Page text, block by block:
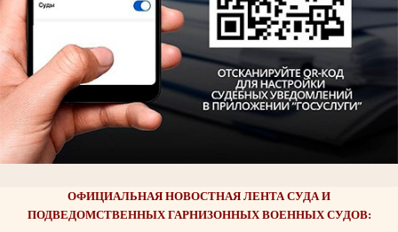
ОФИЦИАЛЬНАЯ НОВОСТНАЯ ЛЕНТА СУДА И
ПОДВЕДОМСТВЕННЫХ ГАРНИЗОННЫХ ВОЕННЫХ СУДОВ: